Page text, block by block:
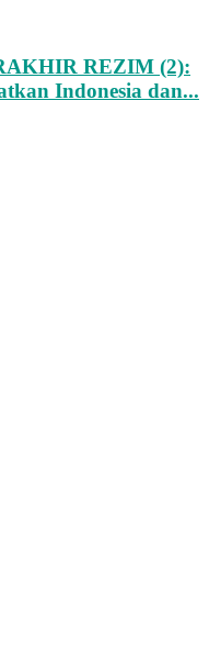
REZIM (2):
Indonesia dan...